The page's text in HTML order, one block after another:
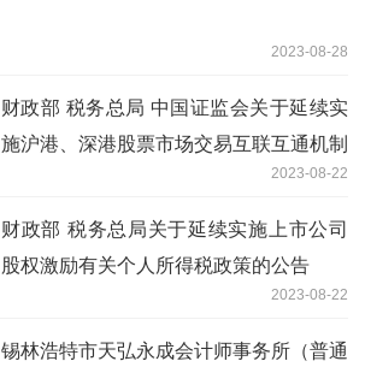
2023-08-28
财政部 税务总局 中国证监会关于延续实
施沪港、深港股票市场交易互联互通机制
和内地与香港基金互认有关个人所得税政
策的公告
2023-08-22
财政部 税务总局关于延续实施上市公司
股权激励有关个人所得税政策的公告
2023-08-22
锡林浩特市天弘永成会计师事务所（普通